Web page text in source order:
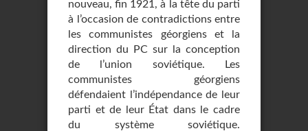
nouveau, fin 1921, à la tête du parti
à l’occasion de contradictions entre
les communistes géorgiens et la
direction du PC sur la conception
de l’union soviétique. Les
communistes géorgiens
défendaient l’indépendance de leur
parti et de leur État dans le cadre
du système soviétique.